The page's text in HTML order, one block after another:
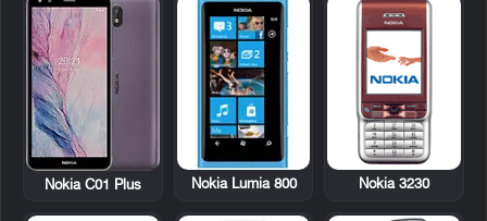
Nokia 3230
Nokia Lumia 800
Nokia C01 Plus